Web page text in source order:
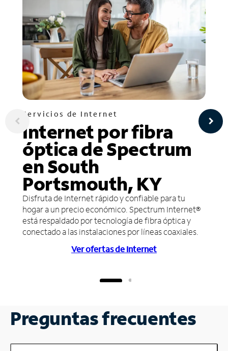
Servicios de Internet
Internet por fibra
óptica de Spectrum
en South
Portsmouth, KY
Disfruta de Internet rápido y confiable para tu
hogar a un precio económico. Spectrum Internet®
está respaldado por tecnología de fibra óptica y
conectado a las instalaciones por líneas coaxiales.
Ver ofertas de Internet
Preguntas frecuentes